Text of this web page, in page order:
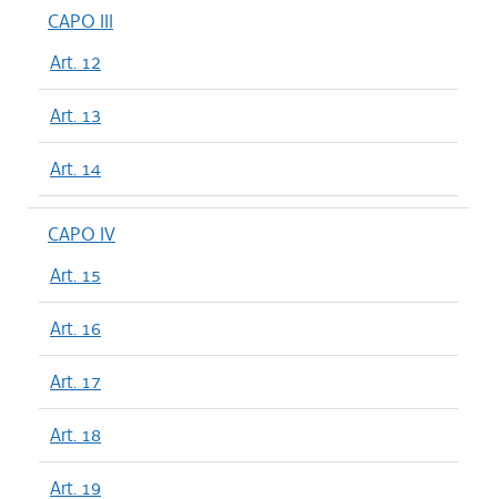
CAPO III
Art. 12
Art. 13
Art. 14
CAPO IV
Art. 15
Art. 16
Art. 17
Art. 18
Art. 19